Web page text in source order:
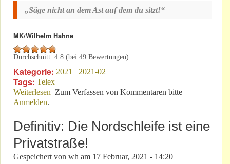
„Säge nicht an dem Ast auf dem du sitzt!“
MK/Wilhelm Hahne
Durchschnitt: 4.8 (bei 49 Bewertungen)
Kategorie: 2021 2021-02
Tags: Telex
Weiterlesen über Top Tipp: „Säge nicht an dem Ast auf dem du
Zum Verfassen von Kommentaren bitte
Anmelden.
Definitiv: Die Nordschleife ist eine
Privatstraße!
Gespeichert von wh am 17 Februar, 2021 - 14:20